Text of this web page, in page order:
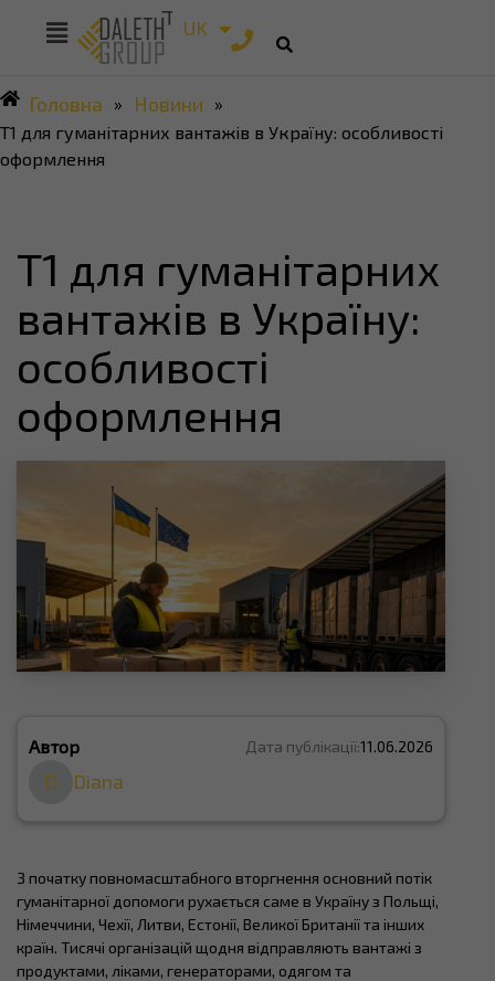
UK
EN
Головна » Новини
»
T1 для гуманітарних вантажів в Україну: особливості
оформлення
T1 для гуманітарних
вантажів в Україну:
особливості
оформлення
Автор Дата публікації:11.06.2026
D Diana
З початку повномасштабного вторгнення основний потік
гуманітарної допомоги рухається саме в Україну з Польщі,
Німеччини, Чехії, Литви, Естонії, Великої Британії та інших
країн. Тисячі організацій щодня відправляють вантажі з
продуктами, ліками, генераторами, одягом та